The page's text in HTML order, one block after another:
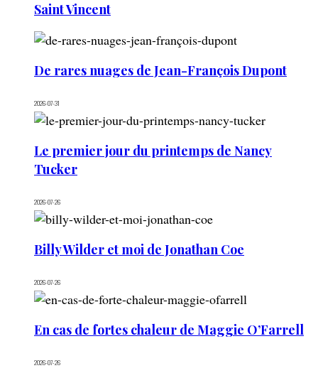
Saint Vincent
De rares nuages de Jean-François Dupont
2026-07-31
Le premier jour du printemps de Nancy
Tucker
2026-07-26
Billy Wilder et moi de Jonathan Coe
2026-07-26
En cas de fortes chaleur de Maggie O’Farrell
2026-07-26